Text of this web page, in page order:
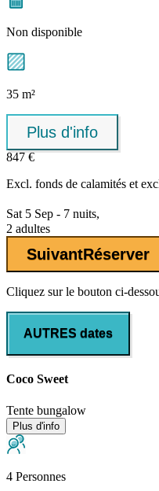
Non disponible
35 m²
Plus d'info
847 €
Excl. fonds de calamités et
Sat 5 Sep - 7 nuits,
2 adultes
SuivantRéserver
Cliquez sur le bouton ci-
AUTRES dates
Coco Sweet
Tente bungalow
Plus d'info
4 Personnes